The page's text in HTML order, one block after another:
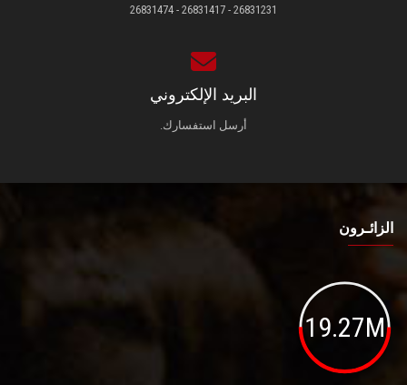
26831231 - 26831417 - 26831474
البريد الإلكتروني
أرسل استفسارك.
الزائـرون
19.27M